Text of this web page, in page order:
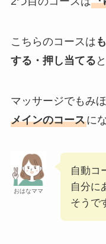
こちらのコースは
する・押し当てる
マッサージでもみ
メインのコースに
おはなママ
自動コ
自分に
そうで